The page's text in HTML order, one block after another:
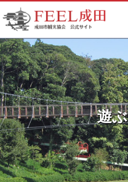
FEEL成田 成田市観光協会 公式
サイト
遊ぶ